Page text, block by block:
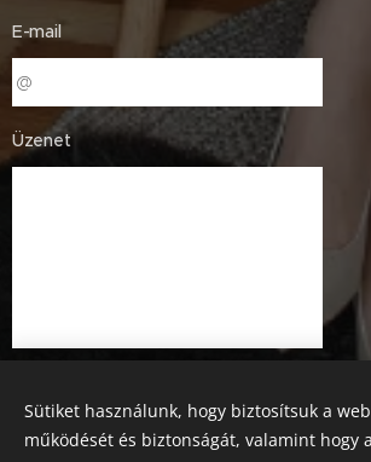
E-mail
Üzenet
Sütiket használunk, hogy biztosítsuk a
működését és biztonságát, valamint hogy